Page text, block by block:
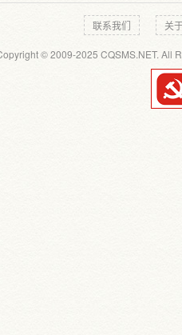
联系我们 关
© 2009-2025 CQSMS.NET. All